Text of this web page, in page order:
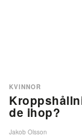
de ihop?
KVINNOR
Jakob Olsson